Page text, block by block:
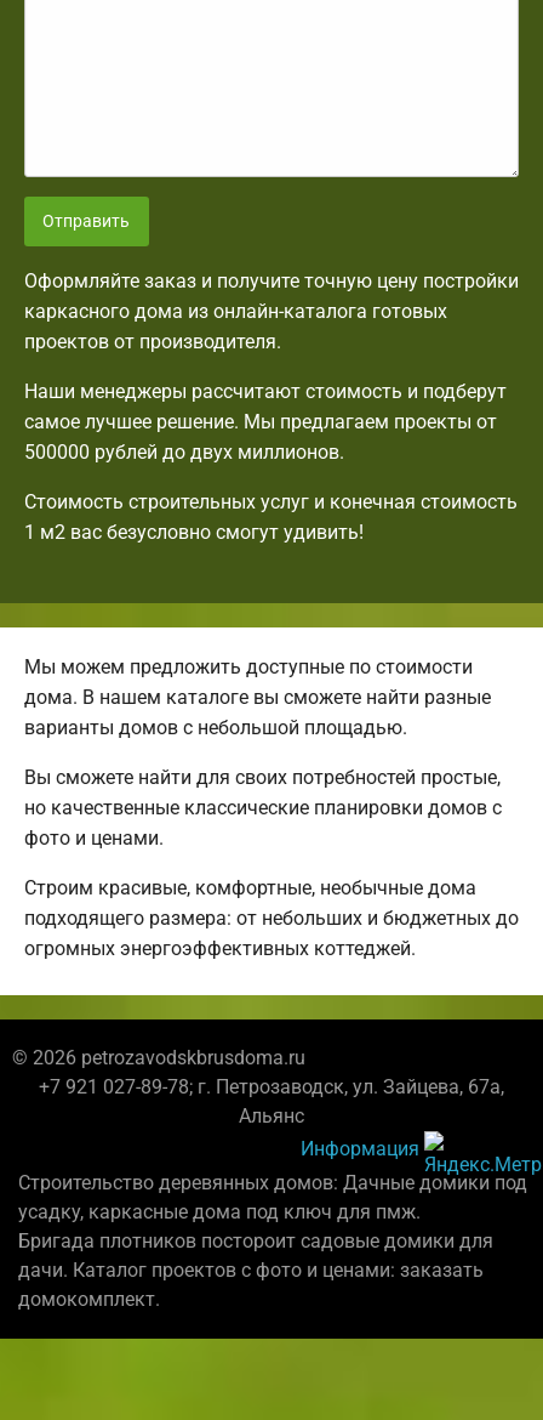
Отправить
Оформляйте заказ и получите точную цену постройки
каркасного дома из онлайн-каталога готовых
проектов от производителя.
Наши менеджеры рассчитают стоимость и подберут
самое лучшее решение. Мы предлагаем проекты от
500000 рублей до двух миллионов.
Стоимость строительных услуг и конечная стоимость
1 м2 вас безусловно смогут удивить!
Мы можем предложить доступные по стоимости
дома. В нашем каталоге вы сможете найти разные
варианты домов с небольшой площадью.
Вы сможете найти для своих потребностей простые,
но качественные классические планировки домов с
фото и ценами.
Строим красивые, комфортные, необычные дома
подходящего размера: от небольших и бюджетных до
огромных энергоэффективных коттеджей.
© 2026 petrozavodskbrusdoma.ru
+7 921 027-89-78; г. Петрозаводск, ул. Зайцева, 67а,
Альянс
Информация
Строительство деревянных домов: Дачные домики под
усадку, каркасные дома под ключ для пмж.
Бригада плотников постороит садовые домики для
дачи. Каталог проектов с фото и ценами: заказать
домокомплект.